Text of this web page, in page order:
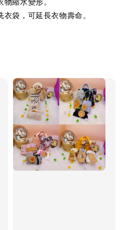
袋，可延長衣物壽命。